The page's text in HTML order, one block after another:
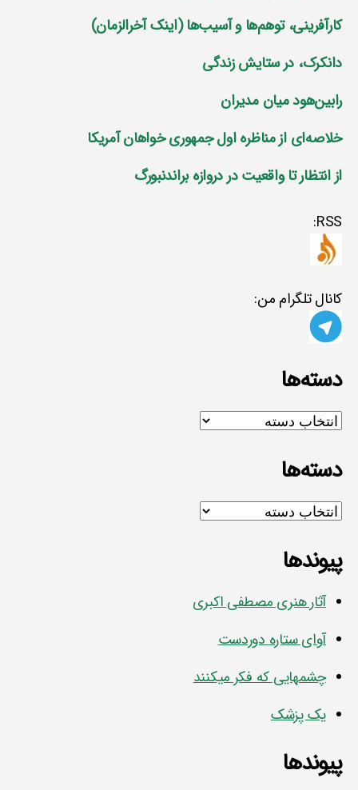
کارآفرینی، توهم‌ها و آسیب‌ها (اینک آخرالزمان)
دانکرک، در ستایش زندگی
رابین‌هود میان مدیران
خلاصه‌ای از مناظره اول جمهوری خواهان آمریکا
از انتظار تا واقعیت در دروازه براندنبورگ
RSS:
کانال تلگرام من:
دسته‌ها
دسته‌ها
دسته‌ها
دسته‌ها
پیوندها
آثار هنری مصطفی اکبری
آوای ستاره دوردست
چشمهایی که فکر میکنند
یک پزشک
پیوندها